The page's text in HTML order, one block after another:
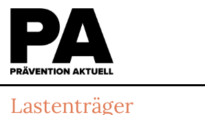
Lastenträger